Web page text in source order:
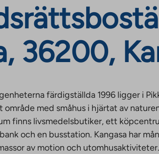
36200,
färdigställda 1996 ligger i
område med småhus i hjärtat av
finns livsmedelsbutiker, ett
och en busstation. Kangasa har
av motion och